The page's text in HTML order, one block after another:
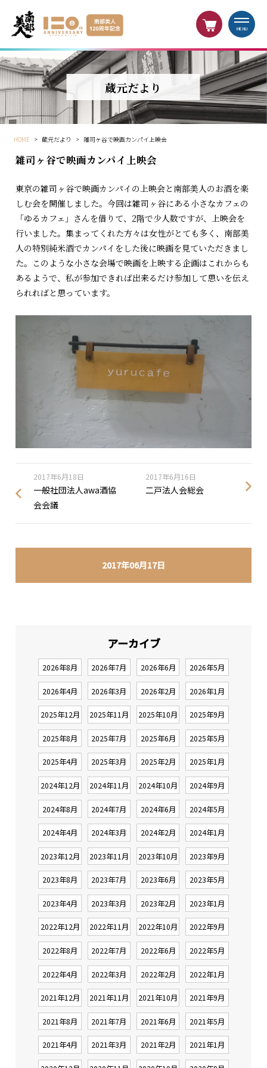
MENU
蔵元だより
HOME > 蔵元だより > 雑司ヶ谷で映画カンパイ上映会
2017年06月17日
雑司ヶ谷で映画カンパイ上映会
東京の雑司ヶ谷で映画カンパイの上映会と南部美人のお酒を楽
しむ会を開催しました。今回は雑司ヶ谷にある小さなカフェの
「ゆるカフェ」さんを借りて、2階で少人数ですが、上映会を
行いました。集まってくれた方々は女性がとても多く、南部美
人の特別純米酒でカンパイをした後に映画を見ていただきまし
た。このような小さな会場で映画を上映する企画はこれからも
あるようで、私が参加できれば出来るだけ参加して思いを伝え
られればと思っています。
2017年6月18日
一般社団法人awa酒協
会会議
2017年6月16日
二戸法人会総会
アーカイブ
2026年8月 2026年7月 2026年6月 2026年5月
2026年4月 2026年3月 2026年2月 2026年1月
2025年12月 2025年11月 2025年10月 2025年9月
2025年8月 2025年7月 2025年6月 2025年5月
2025年4月 2025年3月 2025年2月 2025年1月
2024年12月 2024年11月 2024年10月 2024年9月
2024年8月 2024年7月 2024年6月 2024年5月
2024年4月 2024年3月 2024年2月 2024年1月
2023年12月 2023年11月 2023年10月 2023年9月
2023年8月 2023年7月 2023年6月 2023年5月
2023年4月 2023年3月 2023年2月 2023年1月
2022年12月 2022年11月 2022年10月 2022年9月
2022年8月 2022年7月 2022年6月 2022年5月
2022年4月 2022年3月 2022年2月 2022年1月
2021年12月 2021年11月 2021年10月 2021年9月
2021年8月 2021年7月 2021年6月 2021年5月
2021年4月 2021年3月 2021年2月 2021年1月